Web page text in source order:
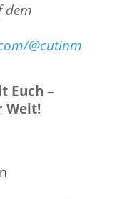
dem
@cutinm
Euch –
Welt!